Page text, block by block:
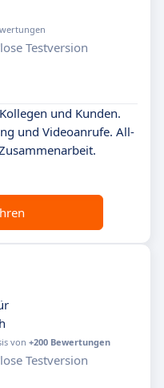
Testversion
und Kunden.
und Videoanrufe. All-
von +200 Bewertungen
Testversion